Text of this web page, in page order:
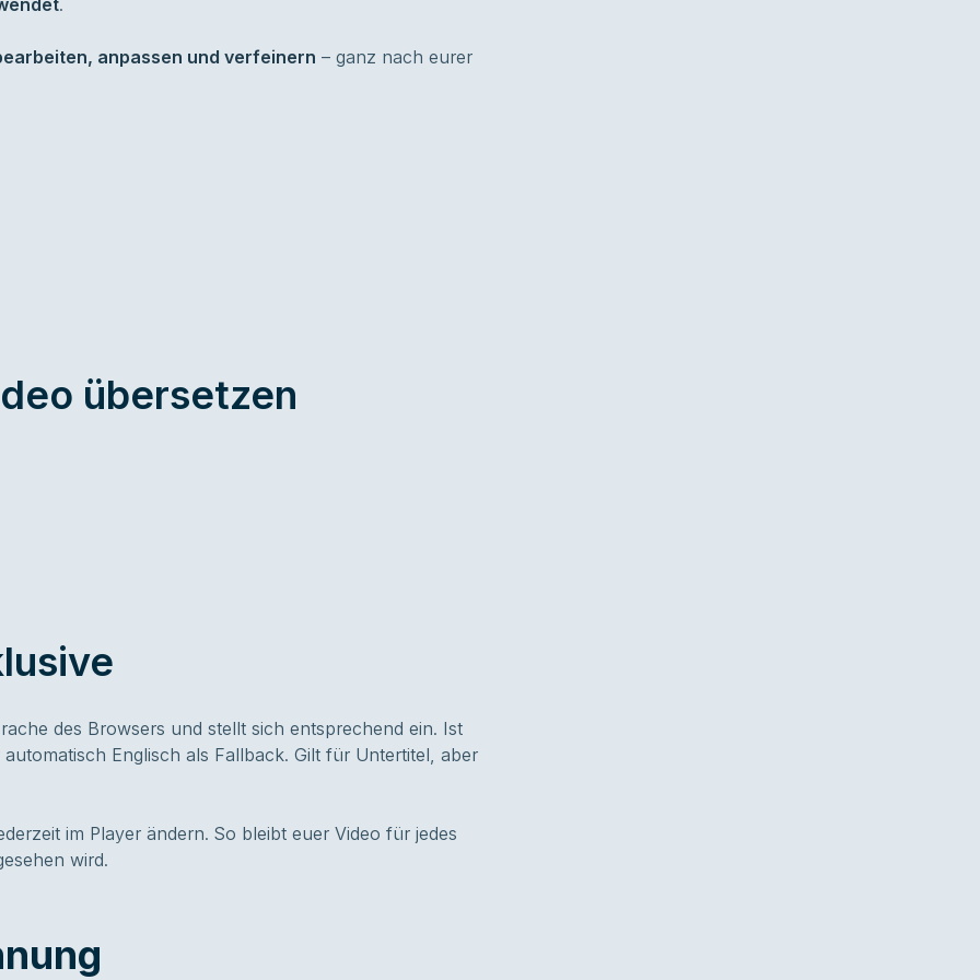
anpassen und verfeinern – ganz nach eurer
übersetzen
des Browsers und stellt sich entsprechend ein. Ist
Englisch als Fallback. Gilt für Untertitel, aber
im Player ändern. So bleibt euer Video für jedes
wird.